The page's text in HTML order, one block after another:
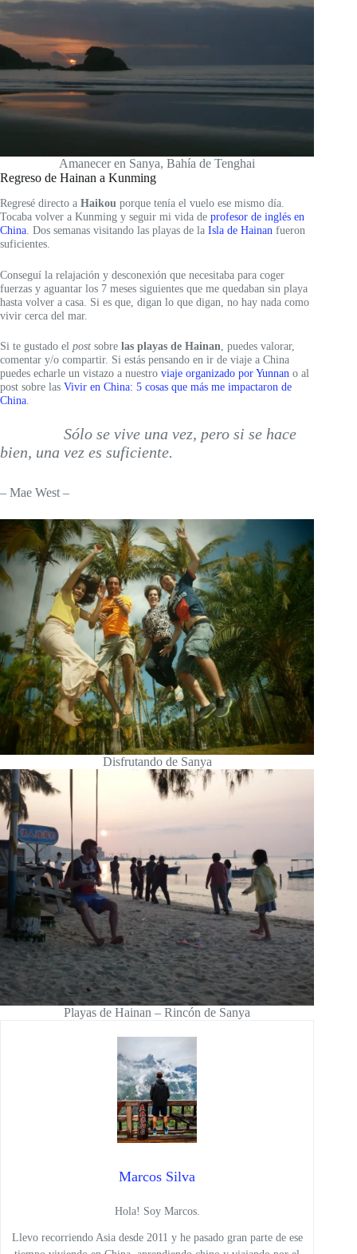
Amanecer en Sanya, Bahía de Tenghai
Regreso de Hainan a Kunming
Regresé directo a Haikou porque tenía el vuelo ese mismo día.
Tocaba volver a Kunming y seguir mi vida de profesor de inglés en
China. Dos semanas visitando las playas de la Isla de Hainan fueron
suficientes.
Conseguí la relajación y desconexión que necesitaba para coger
fuerzas y aguantar los 7 meses siguientes que me quedaban sin playa
hasta volver a casa. Si es que, digan lo que digan, no hay nada como
vivir cerca del mar.
Si te gustado el post sobre las playas de Hainan, puedes valorar,
comentar y/o compartir. Si estás pensando en ir de viaje a China
puedes echarle un vistazo a nuestro viaje organizado por Yunnan o al
post sobre las Vivir en China: 5 cosas que más me impactaron de
China.
Sólo se vive una vez, pero si se hace
bien, una vez es suficiente.
– Mae West –
Disfrutando de Sanya
Playas de Hainan – Rincón de Sanya
Marcos Silva
Hola! Soy Marcos.
Llevo recorriendo Asia desde 2011 y he pasado gran parte de ese